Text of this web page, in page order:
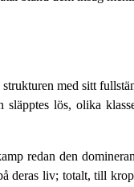
med sitt
släpptes lös, olika
redan den
deras liv; totalt, till